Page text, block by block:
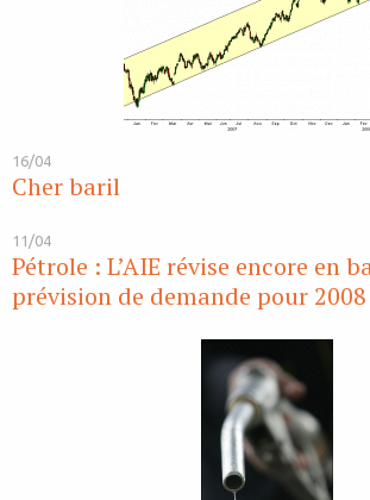
16/04
Cher baril
11/04
Pétrole : L’AIE révise encore en
prévision de demande pour 2008